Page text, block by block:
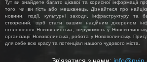
Тут ви знайдете багато цікавої та корисної інформації
того, чи ви гість або мешканець. Дізнайтеся про
новини, події, культурні заходи, інфраструктуру та
створений, щоб стати вашим надійним джерелом
оголошення Нововолинська, нерухомість у
організації Нововолинська, робота у Нововолинську.
для себе всю красу та потенціал нашого чудового міста.